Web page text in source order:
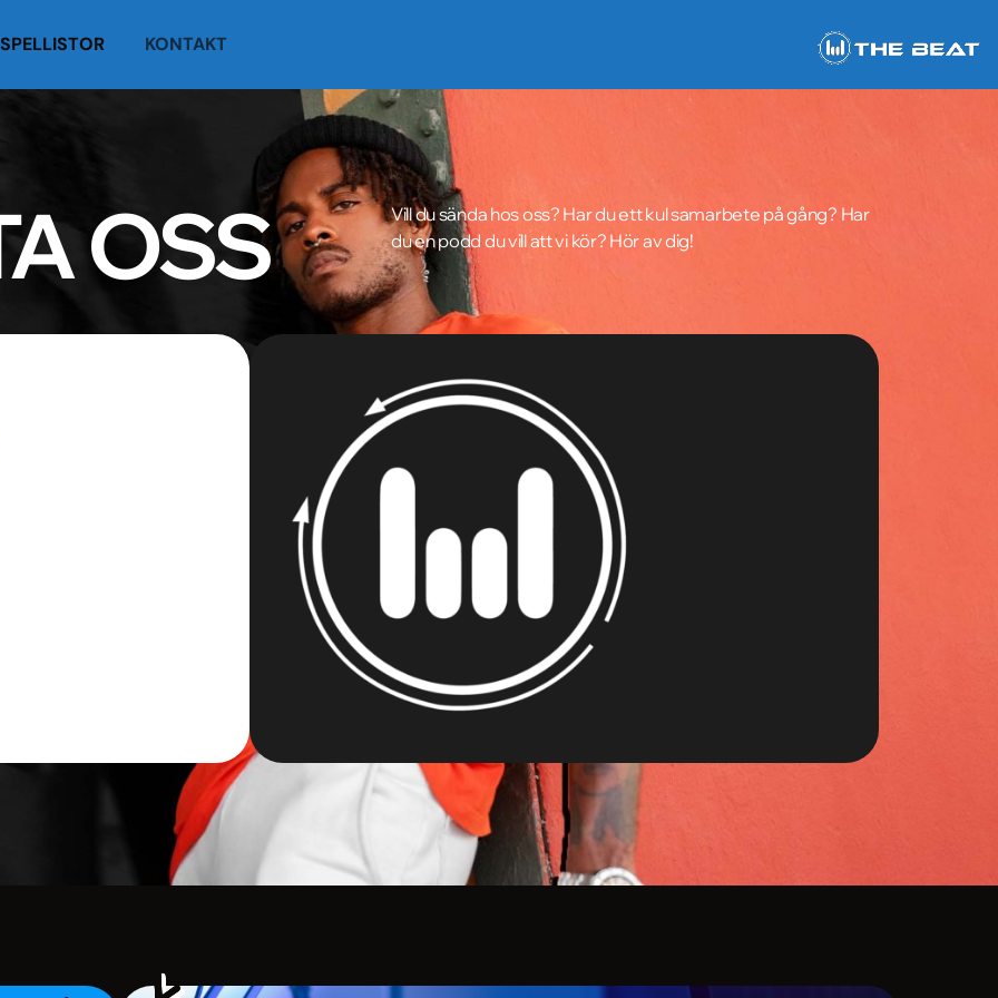
SPELLISTOR KONTAKT
OSS
Vill du sända hos oss? Har du ett kul samarbete på gång? Har
du en podd du vill att vi kör? Hör av dig!